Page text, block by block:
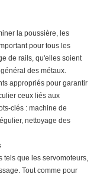
la poussière, les
pour tous les
de rails, qu'elles soient
des métaux.
appropriés pour garantir
ceux liés aux
clés : machine de
nettoyage des
tels que les servomoteurs,
Tout comme pour